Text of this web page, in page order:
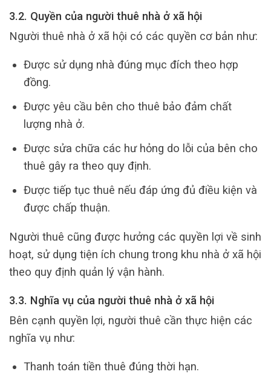
3.2. Quyền của người thuê nhà ở xã hội
Người thuê nhà ở xã hội có các quyền cơ bản như:
Được sử dụng nhà đúng mục đích theo hợp
đồng.
Được yêu cầu bên cho thuê bảo đảm chất
lượng nhà ở.
Được sửa chữa các hư hỏng do lỗi của bên cho
thuê gây ra theo quy định.
Được tiếp tục thuê nếu đáp ứng đủ điều kiện và
được chấp thuận.
Người thuê cũng được hưởng các quyền lợi về sinh
hoạt, sử dụng tiện ích chung trong khu nhà ở xã hội
theo quy định quản lý vận hành.
3.3. Nghĩa vụ của người thuê nhà ở xã hội
Bên cạnh quyền lợi, người thuê cần thực hiện các
nghĩa vụ như:
Thanh toán tiền thuê đúng thời hạn.